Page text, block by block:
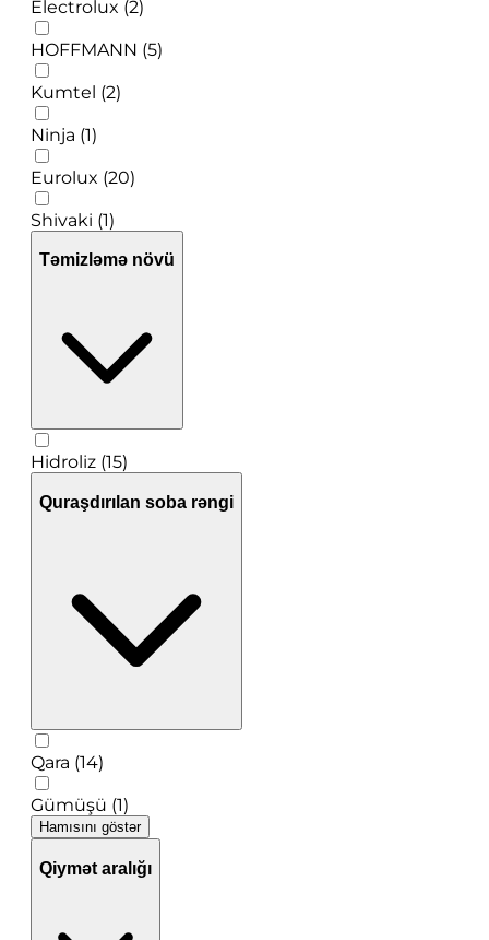
Electrolux (2)
HOFFMANN (5)
Kumtel (2)
Ninja (1)
Eurolux (20)
Shivaki (1)
Təmizləmə növü
Hidroliz (15)
Quraşdırılan soba rəngi
Qara (14)
Gümüşü (1)
Hamısını göstər
Qiymət aralığı